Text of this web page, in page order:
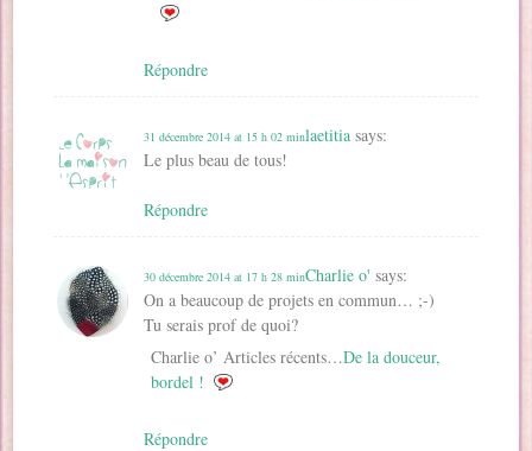
Répondre
laetitia says:
31 décembre 2014 at 15 h 02 min
Le plus beau de tous!
Répondre
Charlie o' says:
30 décembre 2014 at 17 h 28 min
On a beaucoup de projets en commun… ;-)
Tu serais prof de quoi?
Charlie o’ Articles récents…De la douceur,
bordel !
Répondre